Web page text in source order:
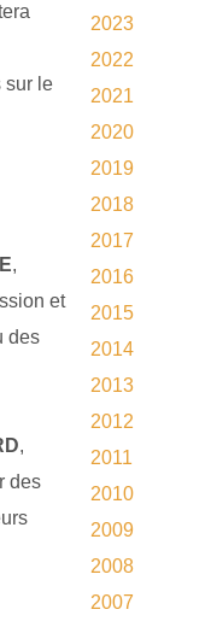
sur le
,
et
des
,
des
2023
2022
2021
2020
2019
2018
2017
2016
2015
2014
2013
2012
2011
2010
2009
2008
2007